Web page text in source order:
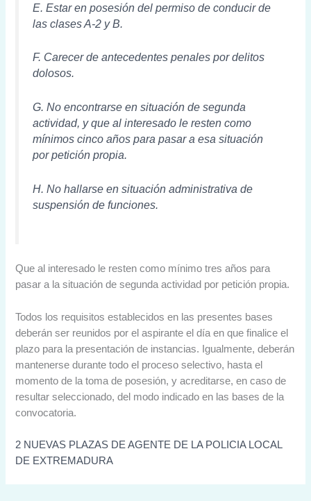
E. Estar en posesión del permiso de conducir de
las clases A-2 y B.
F. Carecer de antecedentes penales por delitos
dolosos.
G. No encontrarse en situación de segunda
actividad, y que al interesado le resten como
mínimos cinco años para pasar a esa situación
por petición propia.
H. No hallarse en situación administrativa de
suspensión de funciones.
Que al interesado le resten como mínimo tres años para
pasar a la situación de segunda actividad por petición propia.
Todos los requisitos establecidos en las presentes bases
deberán ser reunidos por el aspirante el día en que finalice el
plazo para la presentación de instancias. Igualmente, deberán
mantenerse durante todo el proceso selectivo, hasta el
momento de la toma de posesión, y acreditarse, en caso de
resultar seleccionado, del modo indicado en las bases de la
convocatoria.
2 NUEVAS PLAZAS DE AGENTE DE LA POLICIA LOCAL
DE EXTREMADURA